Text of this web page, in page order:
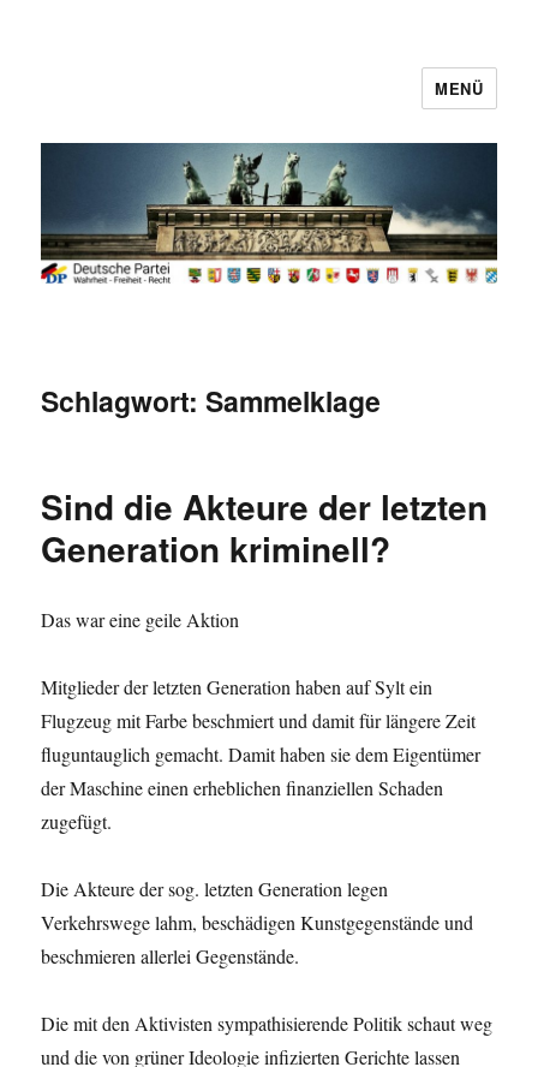
MENÜ
Schlagwort:Sammelklage
Sind die Akteure der letzten
Generation kriminell?
Das war eine geile Aktion
Mitglieder der letzten Generation haben auf Sylt ein
Flugzeug mit Farbe beschmiert und damit für längere Zeit
fluguntauglich gemacht. Damit haben sie dem Eigentümer
der Maschine einen erheblichen finanziellen Schaden
zugefügt.
Die Akteure der sog. letzten Generation legen
Verkehrswege lahm, beschädigen Kunstgegenstände und
beschmieren allerlei Gegenstände.
Die mit den Aktivisten sympathisierende Politik schaut weg
und die von grüner Ideologie infizierten Gerichte lassen